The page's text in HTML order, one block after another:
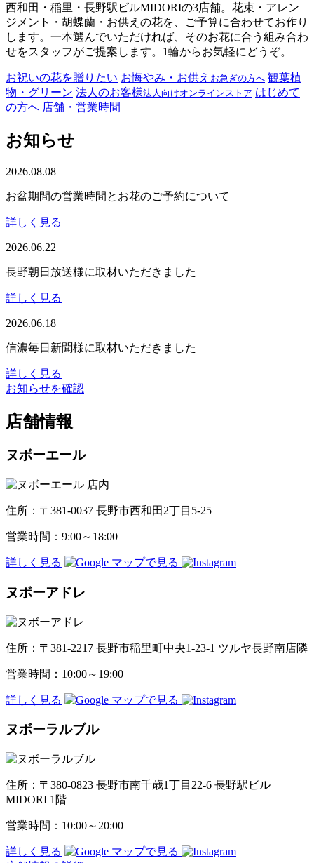
西和田・稲里・長野駅ビルMIDORIの3店舗。花束・アレン
ジメント・胡蝶蘭・お供えの花を、ご予算に合わせてお作り
します。一本選んでいただければ、そのお花に合う組み合わ
せをスタッフがご提案します。1輪からお気軽にどうぞ。
お祝いの花を贈りたい お悔やみ・お供え お急ぎの方へ 観葉植
物・グリーン 法人のお客様法人向けオンラインストア はじめて
の方へ 店舗・営業時間
お知らせ
2026.08.08
お盆期間の営業時間とお花のご予約について
詳しく見る
2026.06.22
長野朝日放送様に取材いただきました
詳しく見る
2026.06.18
信濃毎日新聞様に取材いただきました
詳しく見る
お知らせを確認
店舗情報
ヌボーエール
住所：〒381-0037 長野市西和田2丁目5-25
営業時間：9:00～18:00
詳しく見る
ヌボーアドレ
住所：〒381-2217 長野市稲里町中央1-23-1 ツルヤ長野南店隣
営業時間：10:00～19:00
詳しく見る
ヌボーラルブル
住所：〒380-0823 長野市南千歳1丁目22-6 長野駅ビル
MIDORI 1階
営業時間：10:00～20:00
詳しく見る